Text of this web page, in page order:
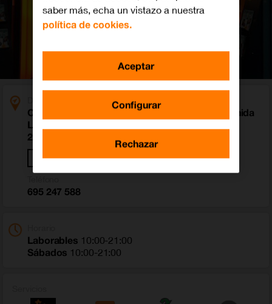
Centro Comercial Ciudad de Tres Cantos. Avenida
Labradores 9 y 11
28760 Tres Cantos (Madrid)
Cómo llegar
695 247 588
Laborables 10:00-21:00
Sábados 10:00-21:00
saber más, echa un vistazo a nuestra
política de cookies.
Configurar
Rechazar
Aceptar